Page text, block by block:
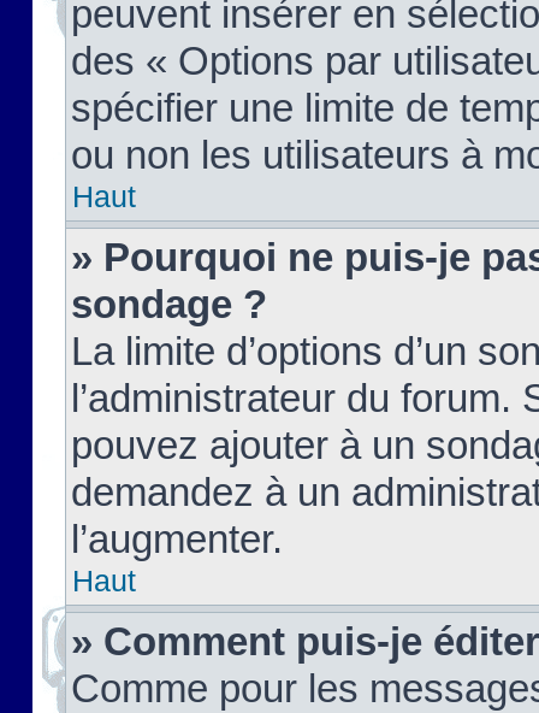
peuvent insérer en
des « Options par
spécifier une limite de
ou non les utilisateurs à
Haut
» Pourquoi ne puis-je
sondage ?
La limite d’options d’un
l’administrateur du forum.
pouvez ajouter à un
demandez à un
l’augmenter.
Haut
» Comment puis-je
Comme pour les